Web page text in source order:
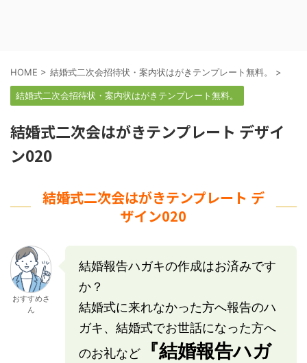
HOME > 結婚式二次会招待状・案内状はがきテンプレート無料。 >
結婚式二次会招待状・案内状はがきテンプレート無料。
結婚式二次会はがきテンプレート デザイ
ン020
結婚式二次会はがきテンプレート デ
ザイン020
おすすめさ
ん
結婚報告ハガキの作成はお済みです
か？
結婚式に来れなかった方へ報告のハ
ガキ、結婚式でお世話になった方へ
のお礼など
『結婚報告ハガ